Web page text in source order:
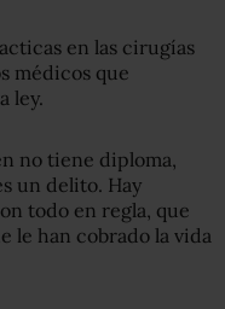
en las cirugías
médicos que
ley.
no tiene diploma,
un delito. Hay
todo en regla, que
le han cobrado la vida